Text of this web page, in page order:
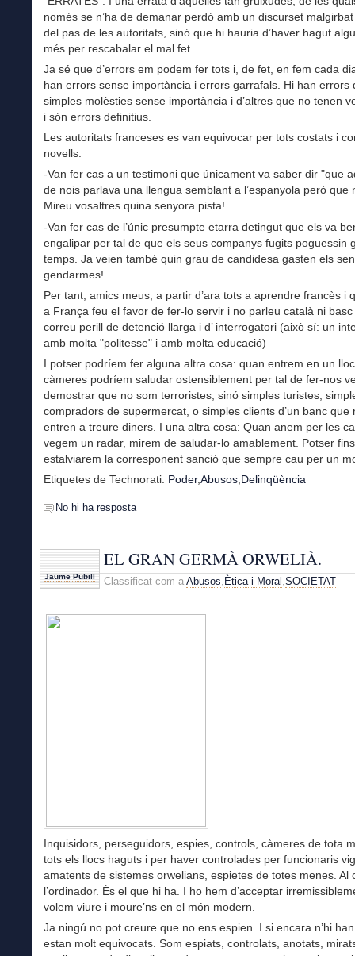
només se n’ha de demanar perdó amb un discurset
del pas de les autoritats, sinó que hi hauria d’haver hagut
més per rescabalar el mal fet.
Ja sé que d’errors em podem fer tots i, de fet, en fem cada
han errors sense importància i errors garrafals. Hi han errors
simples molèsties sense importància i d’altres que no tenen
i són errors definitius.
Les autoritats franceses es van equivocar per tots costats i
novells:
-Van fer cas a un testimoni que únicament va saber dir "que
de nois parlava una llengua semblant a l’espanyola però que
Mireu vosaltres quina senyora pista!
-Van fer cas de l’únic presumpte etarra detingut que els va
engalipar per tal de que els seus companys fugits poguessin
temps. Ja veien també quin grau de candidesa gasten els
gendarmes!
Per tant, amics meus, a partir d’ara tots a aprendre francès i
a França feu el favor de fer-lo servir i no parleu català ni
correu perill de detenció llarga i d’ interrogatori (això sí: un
amb molta "politesse" i amb molta educació)
I potser podríem fer alguna altra cosa: quan entrem en un
càmeres podríem saludar ostensiblement per tal de fer-nos
demostrar que no som terroristes, sinó simples turistes,
compradors de supermercat, o simples clients d’un banc que
entren a treure diners. I una altra cosa: Quan anem per les
vegem un radar, mirem de saludar-lo amablement. Potser
estalviarem la corresponent sanció que sempre cau per un
Etiquetes de Technorati: Poder,Abusos Delinqüència
No hi ha resposta
Jaume Pubill
EL GRAN GERMÀ ORWELIÀ.
Classificat com a Abusos, Ètica i Moral ,SOCIETAT
Inquisidors, perseguidors, espies, controls, càmeres de tota
tots els llocs haguts i per haver controlades per funcionaris
amatents de sistemes orwelians, espietes de totes menes. Al
l’ordinador. És el que hi ha. I ho hem d’acceptar
volem viure i moure’ns en el món modern.
Ja ningú no pot creure que no ens espien. I si encara n’hi
estan molt equivocats. Som espiats, controlats, anotats,